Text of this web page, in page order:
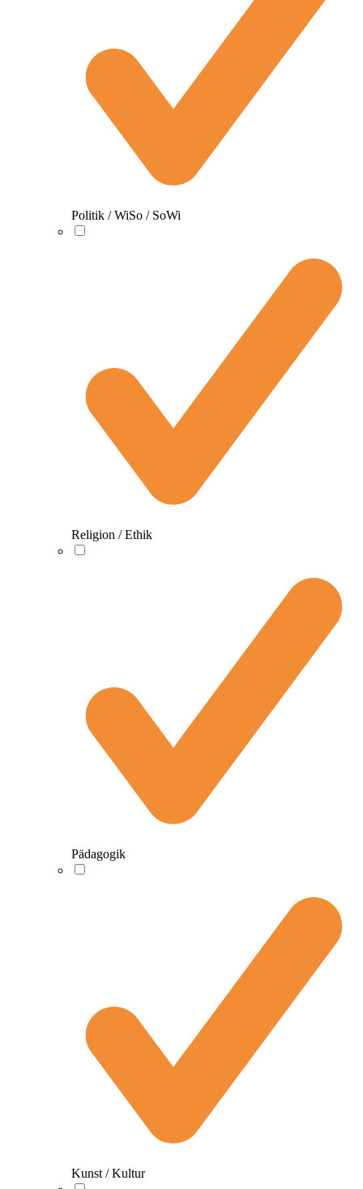
Politik / WiSo / SoWi
Religion / Ethik
Pädagogik
Kunst / Kultur